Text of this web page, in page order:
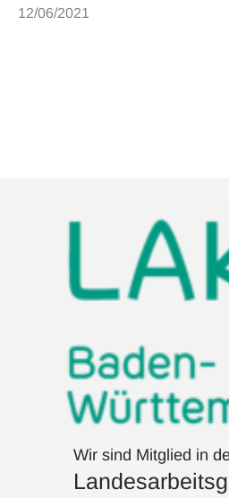
12/06/2021
Wir sind Mitglied in